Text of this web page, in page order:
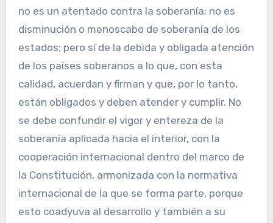
no es un atentado contra la soberanía; no es
disminución o menoscabo de soberanía de los
estados; pero sí de la debida y obligada atención
de los países soberanos a lo que, con esta
calidad, acuerdan y firman y que, por lo tanto,
están obligados y deben atender y cumplir. No
se debe confundir el vigor y entereza de la
soberanía aplicada hacia el interior, con la
cooperación internacional dentro del marco de
la Constitución, armonizada con la normativa
internacional de la que se forma parte, porque
esto coadyuva al desarrollo y también a su